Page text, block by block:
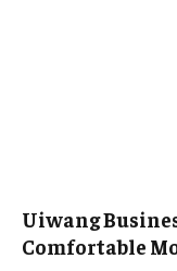
Uiwang
Comfortable